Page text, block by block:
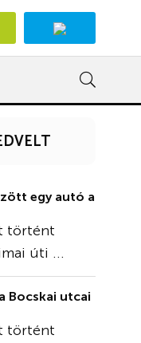
egy autó a
történt
úti ...
Bocskai utcai
történt